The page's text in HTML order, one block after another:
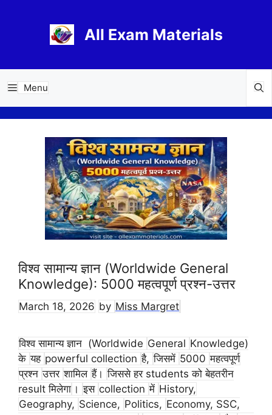
All Exam Materials
Menu
विश्व सामान्य ज्ञान (Worldwide General
Knowledge): 5000 महत्वपूर्ण प्रश्न-उत्तर
March 18, 2026 by Miss Margret
विश्व सामान्य ज्ञान (Worldwide General Knowledge)
के यह powerful collection है, जिसमें 5000 महत्वपूर्ण
प्रश्न उत्तर शामिल हैं। जिससे हर students को बेहतरीन
result मिलेगा । इस collection में History,
Geography, Science, Politics, Economy, SSC,